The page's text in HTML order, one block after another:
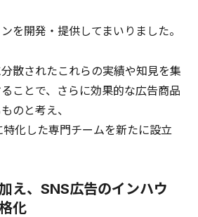
を開発・提供してまいりました。
散されたこれらの実績や知見を集
ことで、さらに効果的な広告商品
のと考え、
化した専門チームを新たに設立
え、SNS広告のインハウ
化